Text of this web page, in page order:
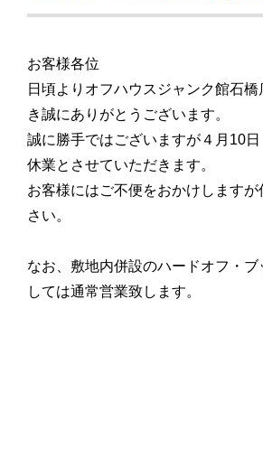
お客様各位
日頃よりオフハウスジャンク館石
き誠にありがとうございます。
誠に勝手ではございますが４月10
休業とさせていただきます。
お客様にはご不便をおかけします
さい。
なお、敷地内併設のハードオフ・ブ
しては通常営業致します。